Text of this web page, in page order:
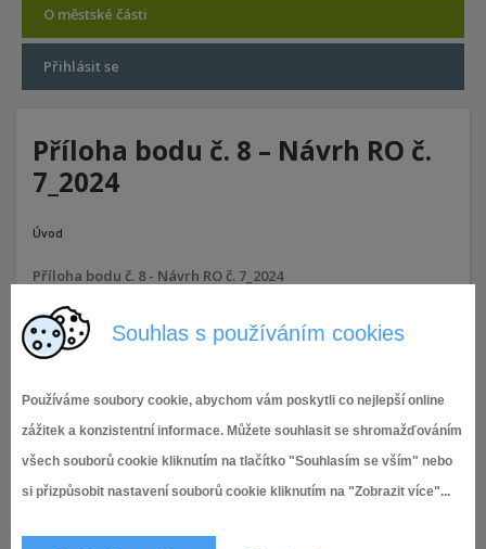
Souhlas s používáním cookies
Používáme soubory cookie, abychom vám poskytli co nejlepší online
zážitek a konzistentní informace. Můžete souhlasit se shromažďováním
všech souborů cookie kliknutím na tlačítko "Souhlasím se vším" nebo
si přizpůsobit nastavení souborů cookie kliknutím na "Zobrazit více"...
O městské části
Přihlásit se
Příloha bodu č. 8 – Návrh RO č.
7_2024
Úvod
Příloha bodu č. 8 - Návrh RO č. 7_2024
71× zobrazeno
19.9.2024